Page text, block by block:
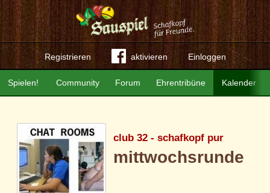
Registrieren aktivieren Einloggen
Community Forum Ehrentribüne Kalender
Spielen!
club 32 - schafkopf pur
mittwochsrunde